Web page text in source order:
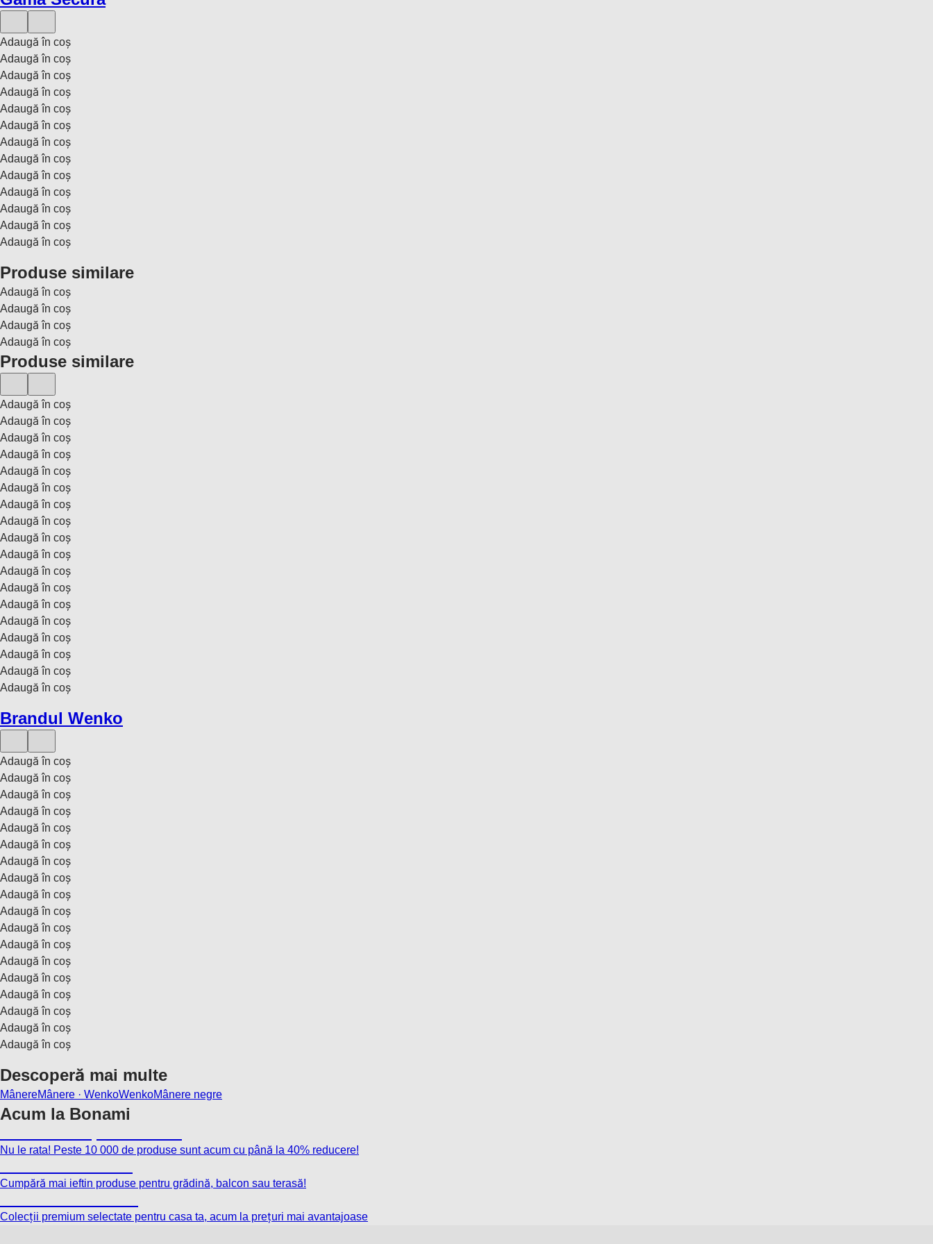
Adaugă în coș
Adaugă în coș
Adaugă în coș
Adaugă în coș
Adaugă în coș
Adaugă în coș
Adaugă în coș
Adaugă în coș
Adaugă în coș
Adaugă în coș
Adaugă în coș
Adaugă în coș
Adaugă în coș
Produse similare
Adaugă în coș
Adaugă în coș
Adaugă în coș
Adaugă în coș
Produse similare
Adaugă în coș
Adaugă în coș
Adaugă în coș
Adaugă în coș
Adaugă în coș
Adaugă în coș
Adaugă în coș
Adaugă în coș
Adaugă în coș
Adaugă în coș
Adaugă în coș
Adaugă în coș
Adaugă în coș
Adaugă în coș
Adaugă în coș
Adaugă în coș
Adaugă în coș
Adaugă în coș
Brandul Wenko
Adaugă în coș
Adaugă în coș
Adaugă în coș
Adaugă în coș
Adaugă în coș
Adaugă în coș
Adaugă în coș
Adaugă în coș
Adaugă în coș
Adaugă în coș
Adaugă în coș
Adaugă în coș
Adaugă în coș
Adaugă în coș
Adaugă în coș
Adaugă în coș
Adaugă în coș
Adaugă în coș
Descoperă mai multe
MânereMânere · WenkoWenkoMânere negre
Acum la Bonami
Nu le rata! Peste 10 000 de produse sunt acum cu până la 40% reducere!
Cumpără mai ieftin produse pentru grădină, balcon sau terasă!
Colecții premium selectate pentru casa ta, acum la prețuri mai avantajoase